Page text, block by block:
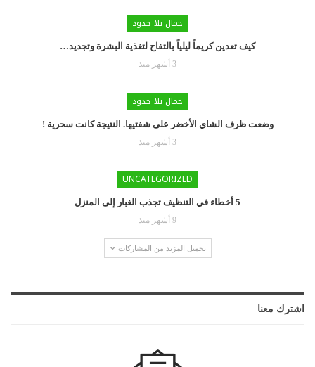
جمال بلا حدود
كيف تعدين كريماً ليلياً بالتفاح لتغذية البشرة وتجديد…
3 أشهر منذ
جمال بلا حدود
وضعت ظرف الشاي الأخضر على شفتيها. النتيجة كانت سحرية !
3 أشهر منذ
UNCATEGORIZED
5 أخطاء في التنظيف تجذب الغبار إلى المنزل
9 أشهر منذ
تحميل المزيد من المشاركات
اشترك معنا